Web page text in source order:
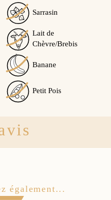
Sarrasin
Lait de
Chèvre/Brebis
Banane
Petit Pois
également...